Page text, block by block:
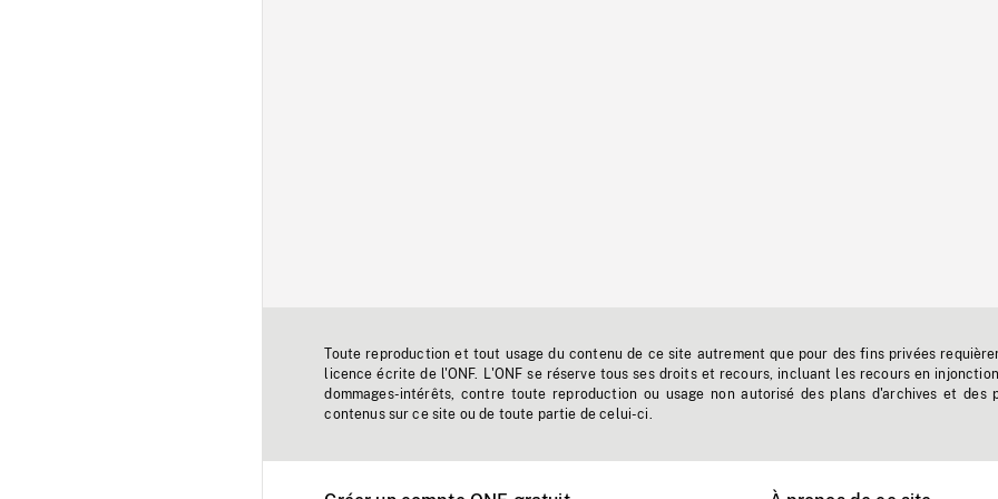
Toute reproduction et tout usage du contenu de ce site autrement que pour des fins privées
licence écrite de l'ONF. L'ONF se réserve tous ses droits et recours, incluant les recours en
dommages-intérêts, contre toute reproduction ou usage non autorisé des plans d'archives et des
contenus sur ce site ou de toute partie de celui-ci.